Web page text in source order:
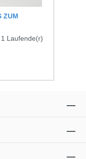
ZUM
Laufende(r)